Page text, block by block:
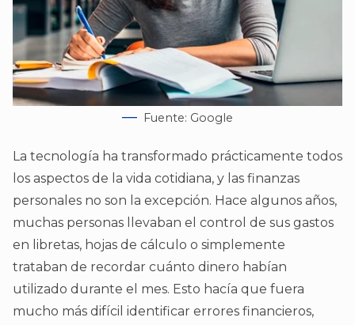
Fuente: Google
La tecnología ha transformado prácticamente todos
los aspectos de la vida cotidiana, y las finanzas
personales no son la excepción. Hace algunos años,
muchas personas llevaban el control de sus gastos
en libretas, hojas de cálculo o simplemente
trataban de recordar cuánto dinero habían
utilizado durante el mes. Esto hacía que fuera
mucho más difícil identificar errores financieros,